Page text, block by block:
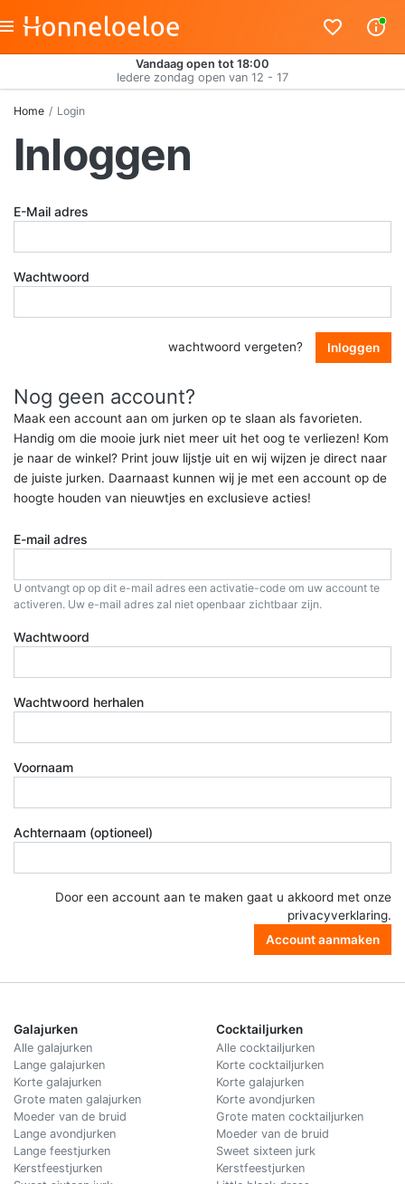
Vandaag open tot 18:00
Iedere zondag open van 12 - 17
Home Login
Inloggen
E-Mail adres
Wachtwoord
wachtwoord vergeten? Inloggen
Nog geen account?
Maak een account aan om jurken op te slaan als favorieten.
Handig om die mooie jurk niet meer uit het oog te verliezen! Kom
je naar de winkel? Print jouw lijstje uit en wij wijzen je direct naar
de juiste jurken. Daarnaast kunnen wij je met een account op de
hoogte houden van nieuwtjes en exclusieve acties!
E-mail adres
U ontvangt op op dit e-mail adres een activatie-code om uw account te
activeren. Uw e-mail adres zal niet openbaar zichtbaar zijn.
Wachtwoord
Wachtwoord herhalen
Voornaam
Achternaam (optioneel)
Door een account aan te maken gaat u akkoord met onze
privacyverklaring.
Account aanmaken
Galajurken
Alle galajurken
Lange galajurken
Korte galajurken
Grote maten galajurken
Moeder van de bruid
Lange avondjurken
Lange feestjurken
Kerstfeestjurken
Cocktailjurken
Alle cocktailjurken
Korte cocktailjurken
Korte galajurken
Korte avondjurken
Grote maten cocktailjurken
Moeder van de bruid
Sweet sixteen jurk
Kerstfeestjurken